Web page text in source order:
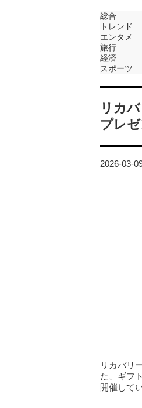
総合
トレンド
エンタメ
旅行
経済
スポーツ
リカ
プレ
2026-03-
リカバリ
た、ギフ
開催して